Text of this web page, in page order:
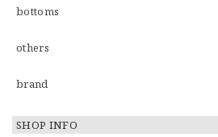
bottoms
others
brand
SHOP INFO